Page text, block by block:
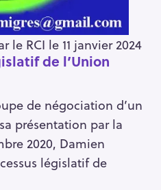
le RCI le 11 janvier 2024
de l’Union
de négociation d’un
présentation par la
2020, Damien
législatif de